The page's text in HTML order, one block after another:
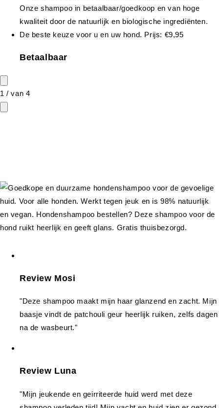
Betaalbaar
1 /van 4
Review Mosi
"Deze shampoo maakt mijn haar glanzend en zacht. Mijn
baasje vindt de patchouli geur heerlijk ruiken, zelfs dagen
na de wasbeurt."
Review Luna
"Mijn jeukende en geirriteerde huid werd met deze